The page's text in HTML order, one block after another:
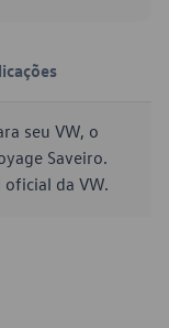
seu VW, o
Saveiro.
da VW.